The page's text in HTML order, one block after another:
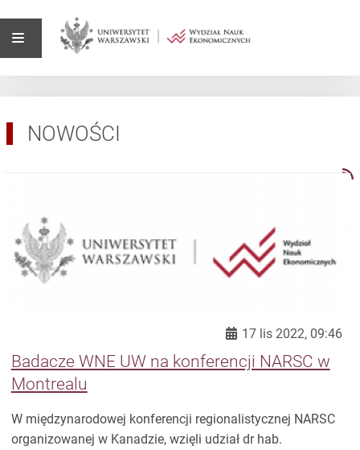
NOWOŚCI
17 lis 2022, 09:46
Badacze WNE UW na konferencji NARSC w
Montrealu
W międzynarodowej konferencji regionalistycznej NARSC
organizowanej w Kanadzie, wzięli udział dr hab.